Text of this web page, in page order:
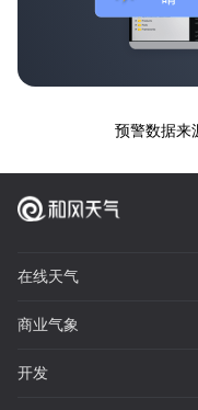
预警数据来
在线天气
商业气象
开发